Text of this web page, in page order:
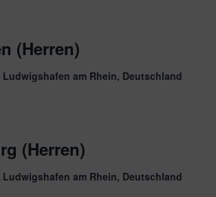
(Herren)
am Rhein, Deutschland
(Herren)
am Rhein, Deutschland